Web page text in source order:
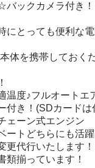
ックカメラ付き！
にとっても便利な
体を携帯しておく
度♪フルオートエ
き！(SDカードは
ェーン式エンジン
トどちらにも活躍
代行いたします！
揃っています！